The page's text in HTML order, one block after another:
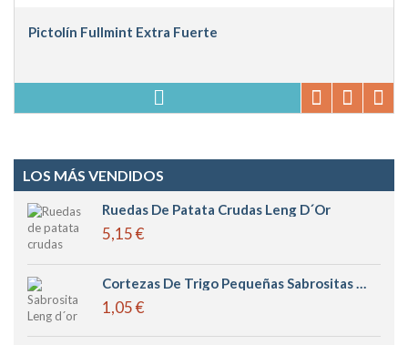
Pictolín Fullmint Extra Fuerte
LOS MÁS VENDIDOS
Ruedas De Patata Crudas Leng D´or
5,15 €
Cortezas De Trigo Pequeñas Sabrositas Leng D´or
1,05 €